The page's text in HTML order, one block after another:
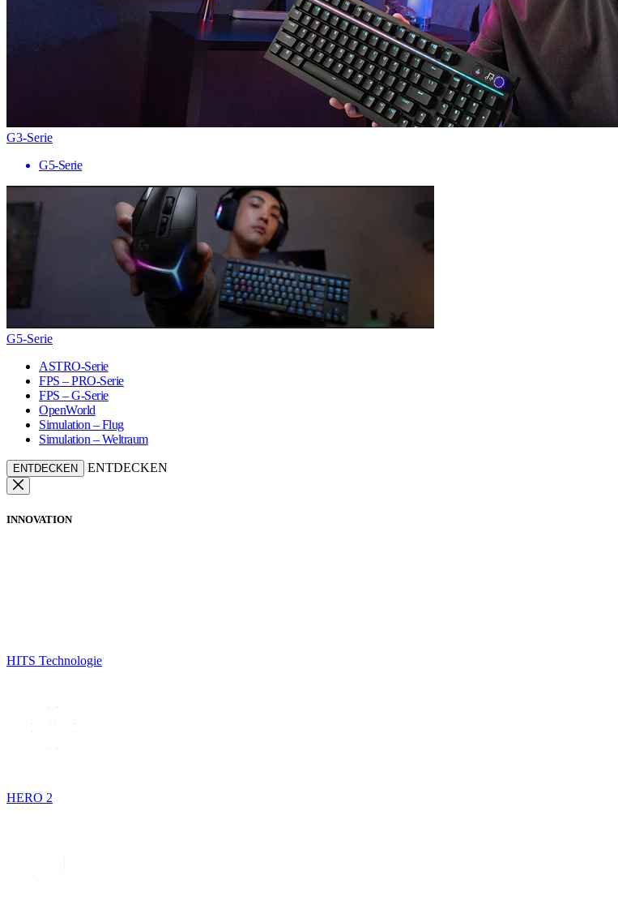
G3-Serie
G5-Serie
G5-Serie
ASTRO-Serie
FPS – PRO-Serie
FPS – G-Serie
OpenWorld
Simulation – Flug
Simulation – Weltraum
ENTDECKEN ENTDECKEN
INNOVATION
HITS Technologie
HERO 2